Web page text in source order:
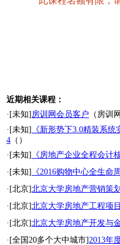
近期相关课程：
·[未知] 房训网会员客户 （房训
·[未知]
《新形势下3.0精装系
4 （）
·[未知]
《房地产企业全程会计
·[未知]
《2016购物中心全生
·[北京]北京大学房地产营销策
·[北京]北京大学房地产工程项
·[北京]北京大学房地产开发与
·[全国20多个大中城市]2013年